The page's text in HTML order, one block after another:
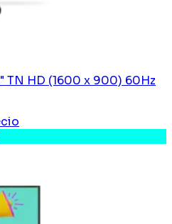
TN HD (1600 x 900) 60Hz